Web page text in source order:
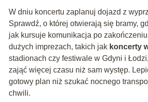
W dniu koncertu zaplanuj dojazd z
Sprawdź, o której otwierają się bramy,
jak kursuje komunikacja po
dużych imprezach, takich jak koncerty
stadionach czy festiwale w Gdyni i
zająć więcej czasu niż sam występ.
gotowy plan niż szukać nocnego
chwili.